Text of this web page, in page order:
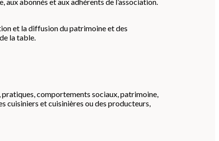
et la diffusion du patrimoine et des
la table.
comportements sociaux, patrimoine,
cuisiniers et cuisinières ou des producteurs,